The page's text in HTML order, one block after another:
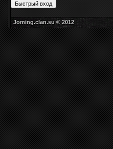
Joming.clan.su © 2012